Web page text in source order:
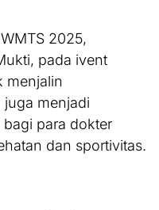
2025,
pada ivent
menjalin
juga menjadi
para dokter
dan sportivitas.